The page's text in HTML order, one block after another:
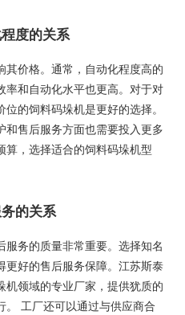
度的关系
价格。通常，自动化程度高的
率和自动化水平也更高。对于对
的饲料码垛机是更好的选择。
售后服务方面也需要投入更多
算，选择适合的饲料码垛机型
的关系
务的质量非常重要。选择知名
更好的售后服务保障。江苏斯泰
机领域的专业厂家，提供犹质的
工厂还可以通过与供应商合